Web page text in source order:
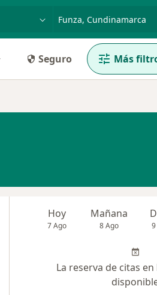
Seguro Más
Hoy
7 Ago
Mañana
8 Ago
La reserva de citas